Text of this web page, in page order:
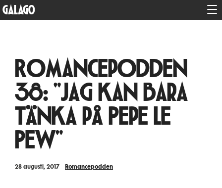
GALAGO
Romancepodden
38: "Jag kan bara
tänka på Pepe Le
Pew"
28 augusti, 2017 Romancepodden